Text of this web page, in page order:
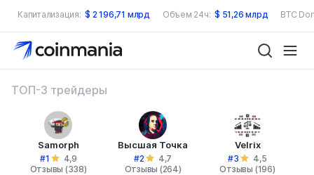
Капитализация: $ 2 196,71 млрд Объем 24ч: $ 51,26 млрд BTC
ТОП-3 трейдеры
Samorph
#1
4,9
Отзывы (338)
Высшая Точка
#2
4,7
Отзывы (264)
Velrix
#3
4,5
Отзывы (196)